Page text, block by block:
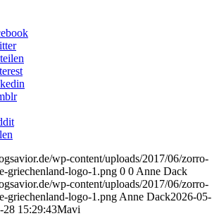
wp-content/uploads/2017/06/zorro-
griechenland-logo-1.png 0 0 Anne Dack
wp-content/uploads/2017/06/zorro-
griechenland-logo-1.png Anne Dack2026-05-
28 15:29:43Mavi